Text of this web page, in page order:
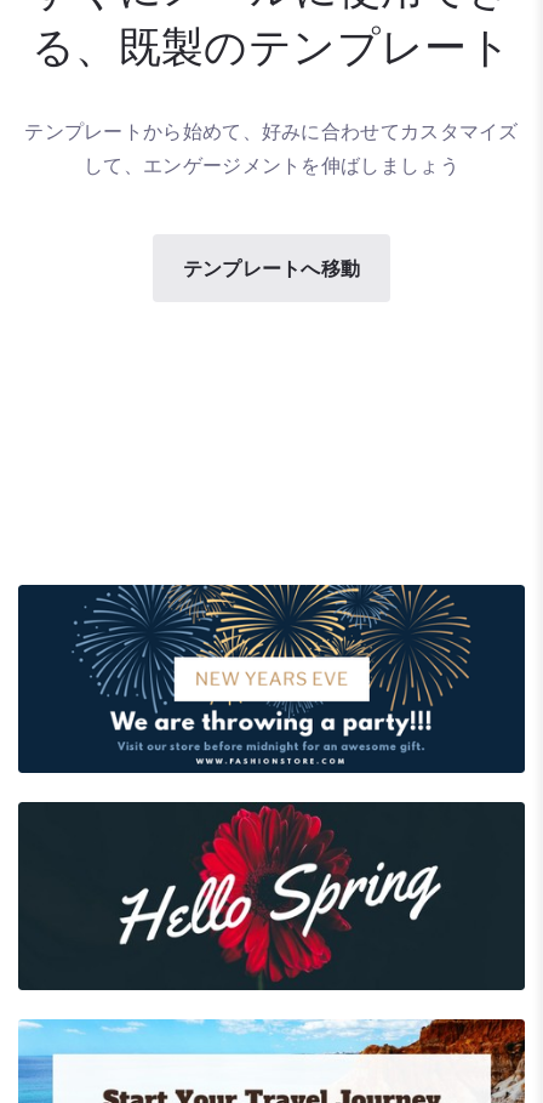
る、既製のテンプレート
テンプレートから始めて、好みに合わせてカスタマイズ
して、エンゲージメントを伸ばしましょう
テンプレートへ移動